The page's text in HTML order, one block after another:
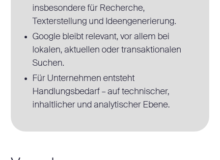
insbesondere für Recherche,
Texterstellung und Ideengenerierung.
Google bleibt relevant, vor allem bei
lokalen, aktuellen oder transaktionalen
Suchen.
Für Unternehmen entsteht
Handlungsbedarf – auf technischer,
inhaltlicher und analytischer Ebene.